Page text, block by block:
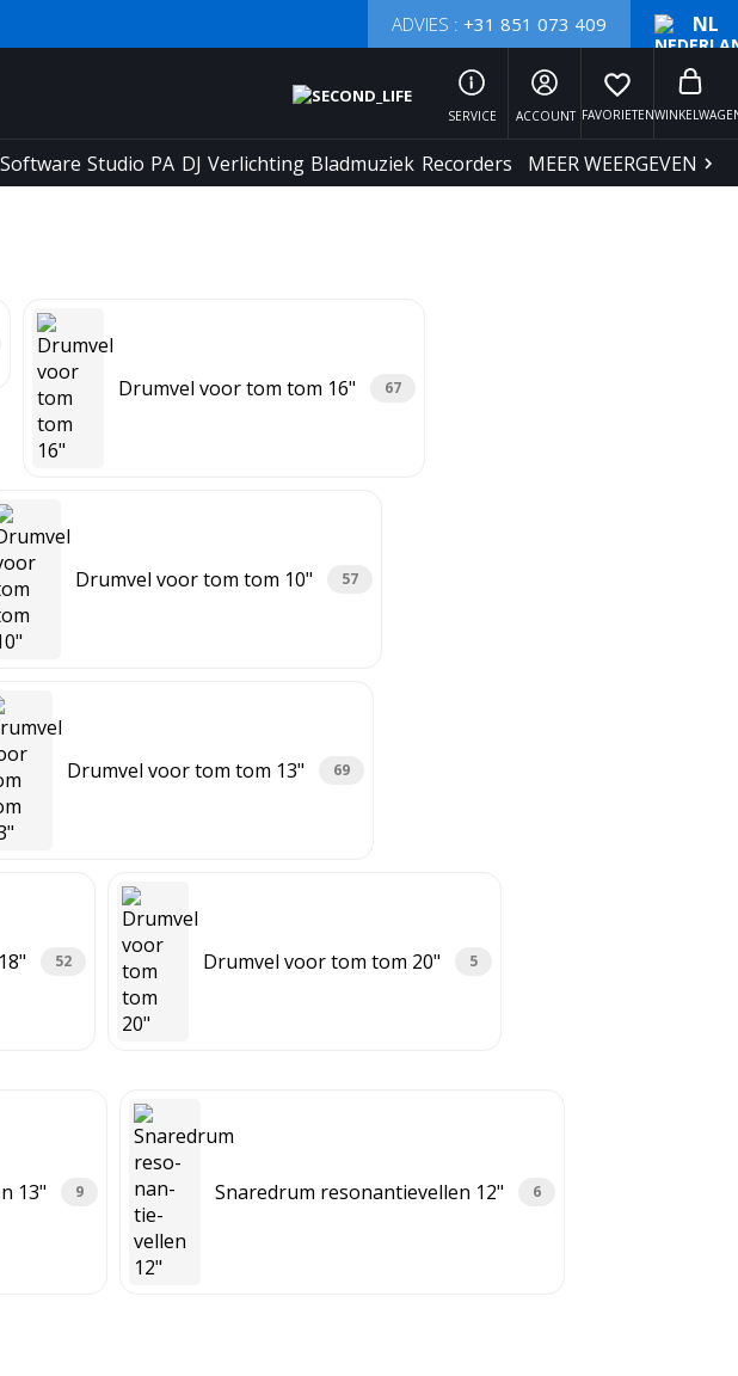
ADVIES : +31 851 073 409 NL
SERVICE ACCOUNT
favorite_border
FAVORIETEN
Software Studio PA DJ Verlichting Bladmuziek Recorders MEER WEERGEVEN
Drumvel voor tom tom 16" 67
Drumvel voor tom tom 10" 57
Drumvel voor tom tom 13" 69
52 Drumvel voor tom tom 20" 5
13" 9 Snaredrum reso­nan­tie­vellen 12" 6